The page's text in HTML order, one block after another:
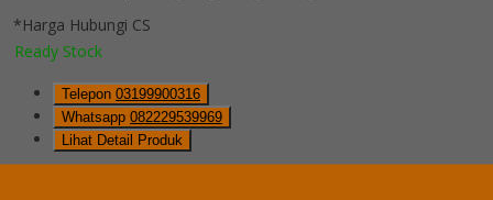
*Harga Hubungi CS
Ready Stock
Telepon 03199900316
Whatsapp 082229539969
Lihat Detail Produk